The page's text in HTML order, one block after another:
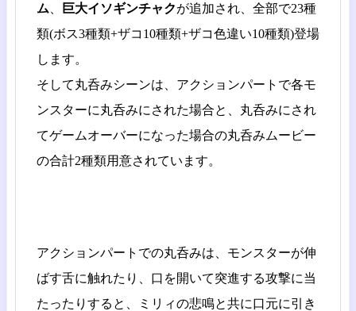
ム
巨大イソギンチャクが追加され、全部で23種
類(ボス3種類+ザコ10種類+ザコ色違い10種類)登場
します。
そして丸呑みシーンは、アクションパートで各モ
ンスターに丸呑みにされた場合と、丸呑みにされ
てゲームオーバーになった場合の丸呑みムービー
の合計2種類用意されています。
アクションパートでの丸呑みは、モンスターが伸
ばす舌に触れたり、口を開いて突進する攻撃に当
たったりすると、ミリィの悲鳴と共に口元に引き